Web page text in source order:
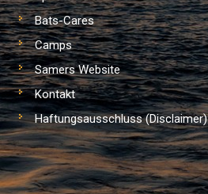
Bats-Cares
Camps
Samers Website
Kontakt
Haftungsausschluss (Disclaimer)